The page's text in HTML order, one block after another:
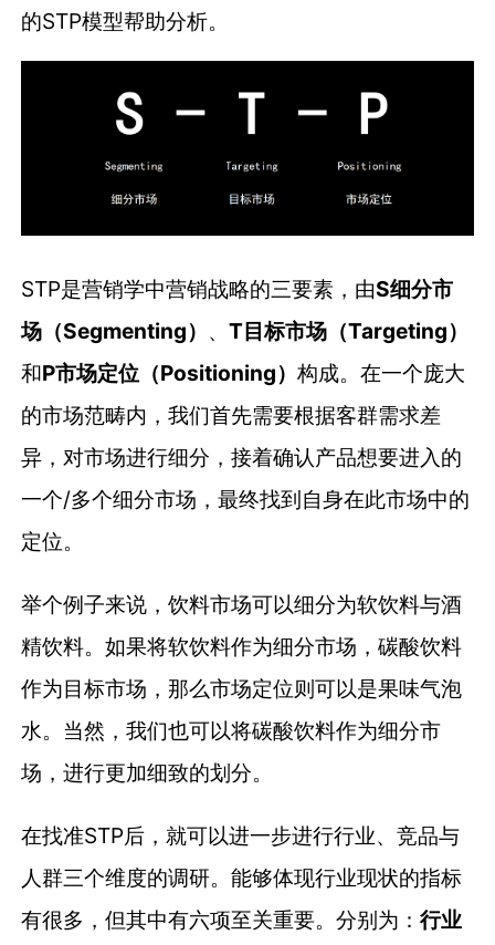
的STP模型帮助分析。
STP是营销学中营销战略的三要素，由S细分市
场（Segmenting） 、T目标市场（Targeting）
和P市场定位（Positioning）构成。在一个庞大
的市场范畴内，我们首先需要根据客群需求差
异，对市场进行细分，接着确认产品想要进入的
一个/多个细分市场，最终找到自身在此市场中的
定位。
举个例子来说，饮料市场可以细分为软饮料与酒
精饮料。如果将软饮料作为细分市场，碳酸饮料
作为目标市场，那么市场定位则可以是果味气泡
水。当然，我们也可以将碳酸饮料作为细分市
场，进行更加细致的划分。
在找准STP后，就可以进一步进行行业、竞品与
人群三个维度的调研。能够体现行业现状的指标
有很多，但其中有六项至关重要。分别为：行业